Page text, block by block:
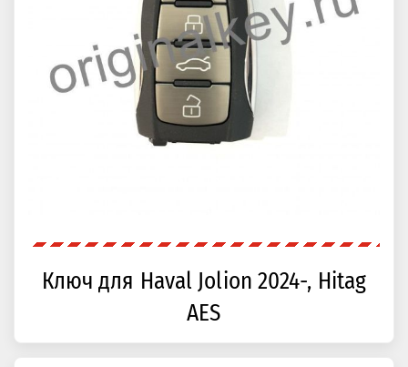
Ключ для Haval Jolion 2024-, Hitag
AES